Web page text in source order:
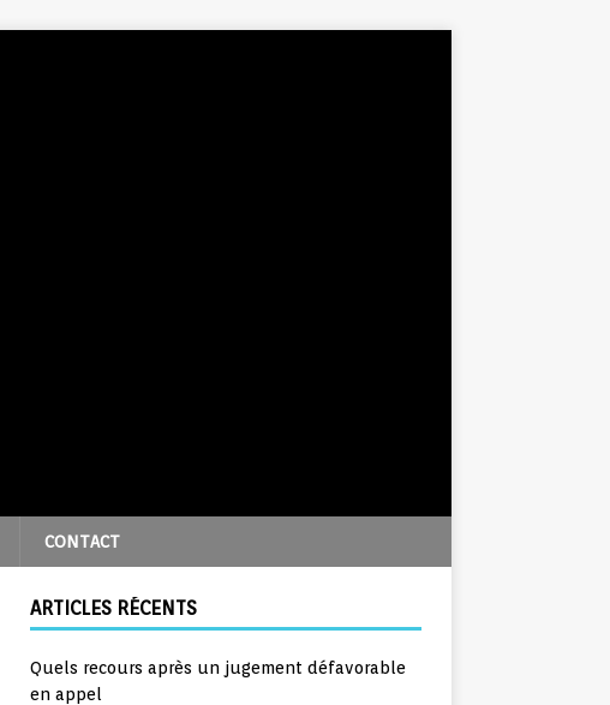
CONTACT
ARTICLES RÉCENTS
Quels recours après un jugement défavorable
en appel